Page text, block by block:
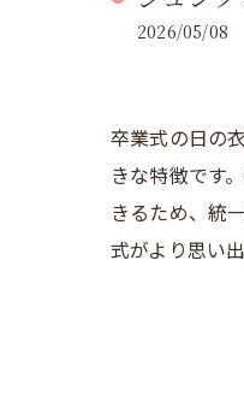
2026/05/08
卒業式の日の
きな特徴です
きるため、統
式がより思い